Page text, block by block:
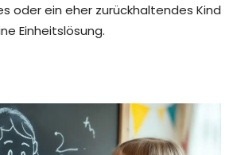
oder ein eher zurückhaltendes Kind
Einheitslösung.